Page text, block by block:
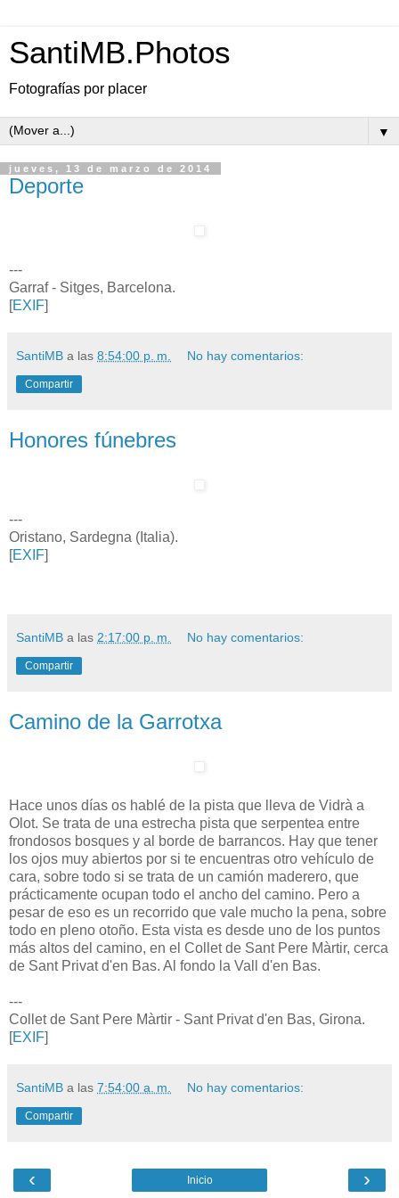
SantiMB.Photos
Fotografías por placer
▼
jueves, 13 de marzo de 2014
Deporte
---
Garraf - Sitges, Barcelona.
[EXIF]
SantiMB a las 8:54:00 p. m. No hay comentarios:
Compartir
Honores fúnebres
---
Oristano, Sardegna (Italia).
[EXIF]
SantiMB a las 2:17:00 p. m. No hay comentarios:
Compartir
Camino de la Garrotxa
Hace unos días os hablé de la pista que lleva de Vidrà a
Olot. Se trata de una estrecha pista que serpentea entre
frondosos bosques y al borde de barrancos. Hay que tener
los ojos muy abiertos por si te encuentras otro vehículo de
cara, sobre todo si se trata de un camión maderero, que
prácticamente ocupan todo el ancho del camino. Pero a
pesar de eso es un recorrido que vale mucho la pena, sobre
todo en pleno otoño. Esta vista es desde uno de los puntos
más altos del camino, en el Collet de Sant Pere Màrtir, cerca
de Sant Privat d'en Bas. Al fondo la Vall d'en Bas.
---
Collet de Sant Pere Màrtir - Sant Privat d'en Bas, Girona.
[EXIF]
SantiMB a las 7:54:00 a. m. No hay comentarios:
Compartir
‹ ›
Inicio